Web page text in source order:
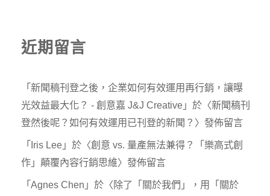
近期留言
「 新聞稿刊登之後，企業如何有效運用再行銷，讓曝
光效益最大化？ - 創意嘉 J&J Creative 」於〈新聞稿刊
登然後呢？如何有效運用已刊登的新聞？ 〉發佈留言
「 Iris Lee 」於〈創意 vs. 量產無法兼得？「樂高式創
作」顛覆內容行銷思維〉發佈留言
「 Agnes Chen 」於〈 除了「關於我們」，用「關於